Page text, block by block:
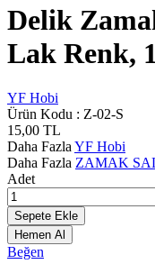
Delik
Lak Renk,
YF Hobi
Ürün Kodu : Z-02-S
15,00 TL
Daha Fazla YF Hobi
Daha Fazla ZAMAK
Adet
Sepete Ekle
Hemen Al
Beğen